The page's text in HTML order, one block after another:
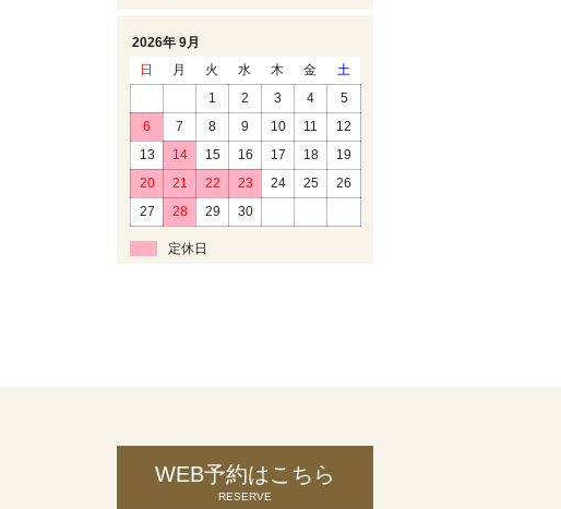
2026年 9月
日
月 火 水 木 金
土
1
2 3 4
5
6
7 8 9 10 11
12
13
14 15 16 17 18
19
20
21 22 23 24 25
26
27
28 29 30
定休日
WEB予約はこちら
RESERVE